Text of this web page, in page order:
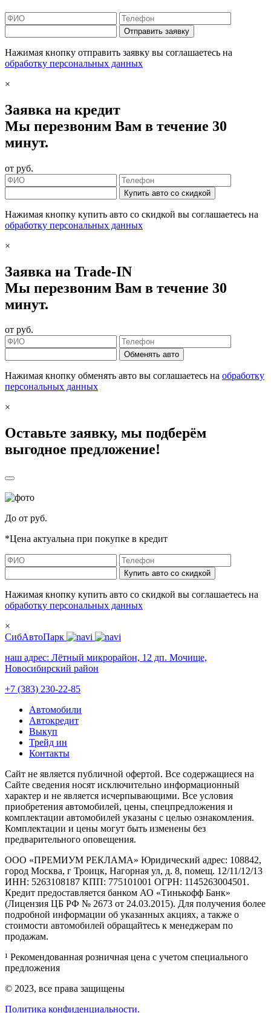
Отправить заявку
Нажимая кнопку отправить заявку вы соглашаетесь на
обработку персональных данных
×
Заявка на кредит
Мы перезвоним Вам в течение 30
минут.
от руб.
Купить авто со скидкой
Нажимая кнопку купить авто со скидкой вы соглашаетесь на
обработку персональных данных
×
Заявка на Trade-IN
Мы перезвоним Вам в течение 30
минут.
от руб.
Обменять авто
Нажимая кнопку обменять авто вы соглашаетесь на обработку
персональных данных
×
Оставьте заявку, мы подберём
выгодное предложение!
До от руб.
*Цена актуальна при покупке в кредит
Купить авто со скидкой
Нажимая кнопку купить авто со скидкой вы соглашаетесь на
обработку персональных данных
×
СибАвтоПарк
наш адрес: Лётный микрорайон, 12 дп. Мочище,
Новосибирский район
+7 (383) 230-22-85
Автомобили
Автокредит
Выкуп
Трейд ин
Контакты
Cайт не является публичной офертой. Все содержащиеся на
Сайте сведения носят исключительно информационный
характер и не является исчерпывающими. Все условия
приобретения автомобилей, цены, спецпредложения и
комплектации автомобилей указаны с целью ознакомления.
Комплектации и цены могут быть изменены без
предварительного оповещения.
ООО «ПРЕМИУМ РЕКЛАМА» Юридический адрес: 108842,
город Москва, г Троицк, Нагорная ул, д. 8, помещ. 12/11/12/13
ИНН: 5263108187 КПП: 775101001 ОГРН: 1145263004501.
Кредит предоставляется банком АО «Тинькофф Банк»
(Лицензия ЦБ РФ № 2673 от 24.03.2015). Для получения более
подробной информации об указанных акциях, а также о
стоимости автомобилей обращайтесь к менеджерам по
продажам.
¹ Рекомендованная розничная цена с учетом специального
предложения
© 2023, все права защищены
Политика конфиденциальности.